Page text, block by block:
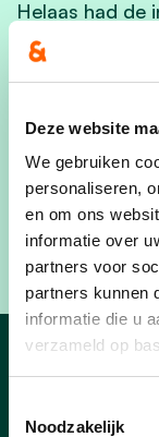
Deze website
We gebruiken
personaliseren,
en om ons
informatie over
partners voor
partners kunnen
informatie die u
verzameld op
Noodzakelijk
Helaas had de
wat
niet anders.
nieuw sanitair.
veiligheid van
kwaliteit van
leerlingen en
thuis geven in